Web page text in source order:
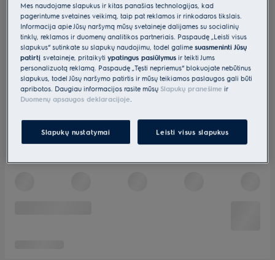
Mes naudojame slapukus ir kitas panašias technologijas, kad
pagerintume svetainės veikimą, taip pat reklamos ir rinkodaros tikslais.
Informacija apie Jūsų naršymą mūsų svetainėje dalijamės su socialinių
tinklų, reklamos ir duomenų analitikos partneriais. Paspaudę „Leisti visus
slapukus“ sutinkate su slapukų naudojimu, todėl galimesuasmeninti Jūsų
patirtįsvetainėje, pritaikytiypatingus pasiūlymus ir teikti Jums
personalizuotą reklamą. Paspaudę „Tęsti nepriėmus“ blokuojate nebūtinus
slapukus, todėl Jūsų naršymo patirtis ir mūsų teikiamos paslaugos gali būti
apribotos. Daugiau informacijos rasite mūsų Slapukų pranešime ir
Duomenų apsaugos deklaracijoje.
Slapukų nustatymai Leisti visus slapukus